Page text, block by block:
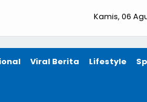
Kamis, 06
Viral Berita Lifestyle